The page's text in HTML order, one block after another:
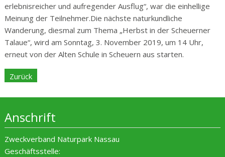
erlebnisreicher und aufregender Ausflug“, war die einhellige
Meinung der Teilnehmer.Die nächste naturkundliche
Wanderung, diesmal zum Thema „Herbst in der Scheuerner
Talaue“, wird am Sonntag, 3. November 2019, um 14 Uhr,
erneut von der Alten Schule in Scheuern aus starten.
Zurück
Anschrift
Zweckverband Naturpark Nassau
Geschäftsstelle: